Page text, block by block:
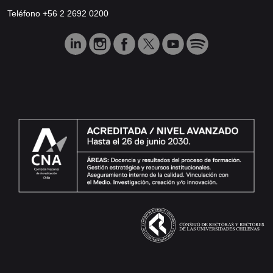
Teléfono +56 2 2692 0200